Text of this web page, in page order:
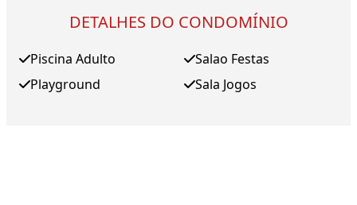
DETALHES DO CONDOMÍNIO
Piscina Adulto
Playground
Salao Festas
Sala Jogos